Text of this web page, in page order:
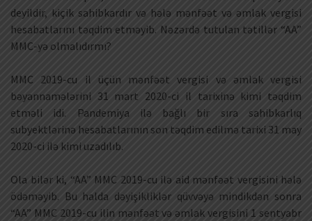
deyildir, kiçik sahibkardır və hələ mənfəət və əmlak vergisi
hesabatlarını təqdim etməyib. Nəzərdə tutulan tətillər “AA”
MMC-yə olmalıdırmı?
MMC 2019-cu il üçün mənfəət vergisi və əmlak vergisi
bəyannamələrini 31 mart 2020-ci il tarixinə kimi təqdim
etməli idi. Pandemiya ilə bağlı bir sıra sahibkarlıq
subyektlərinə hesabatlarının son təqdim edilmə tarixi 31 may
2020-ci ilə kimi uzadılıb.
Ola bilər ki, “AA” MMC 2019-cu ilə aid mənfəət vergisini hələ
ödəməyib. Bu halda dəyişikliklər qüvvəyə mindikdən sonra
“AA” MMC 2019-cu ilin mənfəət və əmlak vergisini 1 sentyabr